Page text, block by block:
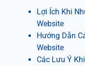
Lợi Ích Khi
Website
Hướng Dẫn
Website
Các Lưu Ý